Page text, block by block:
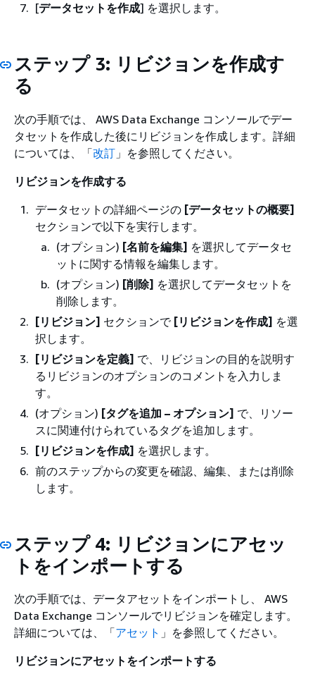
[データセットを作成] を選択します。
ステップ 3: リビジョンを作成す
る
次の手順では、 AWS Data Exchange コンソールでデー
タセットを作成した後にリビジョンを作成します。詳細
については、「改訂 」を参照してください。
リビジョンを作成する
データセットの詳細ページの [データセットの概要]
セクションで以下を実行します。
(オプション) [名前を編集] を選択してデータセ
ットに関する情報を編集します。
(オプション) [削除] を選択してデータセットを
削除します。
[リビジョン] セクションで [リビジョンを作成] を選
択します。
[リビジョンを定義] で、リビジョンの目的を説明す
るリビジョンのオプションのコメントを入力しま
す。
(オプション) [タグを追加 – オプション] で、リソー
スに関連付けられているタグを追加します。
[リビジョンを作成] を選択します。
前のステップからの変更を確認、編集、または削除
します。
ステップ 4: リビジョンにアセッ
トをインポートする
次の手順では、データアセットをインポートし、 AWS
Data Exchange コンソールでリビジョンを確定します。
詳細については、「アセット 」を参照してください。
リビジョンにアセットをインポートする